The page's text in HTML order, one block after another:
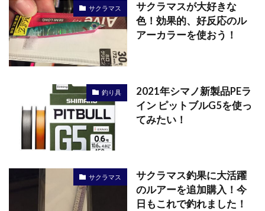
サクラマス
サクラマスが大好きな
色！効果的、好反応のル
アーカラーを使おう！
釣り具
2021年シマノ新製品PEラ
イン ピットブルG5を使っ
てみたい！
サクラマス
サクラマス釣果に大活躍
のルアーを追加購入！今
日もこれで釣れました！